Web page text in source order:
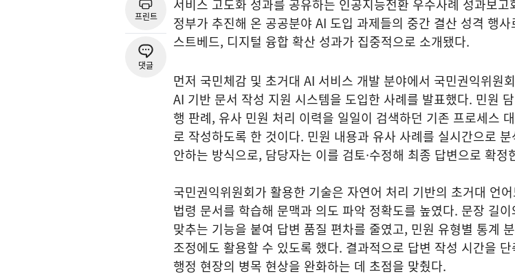
프린트
댓글
서비스 고도화 성과를 공유하는 인공지능전환 우수사례 성과보
정부가 추진해 온 공공분야 AI 도입 과제들의 중간 결산 성격 행
스트베드, 디지털 융합 확산 성과가 집중적으로 소개됐다.
먼저 국민체감 및 초거대 AI 서비스 개발 분야에서 국민권익위원
AI 기반 문서 작성 지원 시스템을 도입한 사례를 발표했다. 민원
행 판례, 유사 민원 처리 이력을 일일이 검색하던 기존 프로세스
로 작성하도록 한 것이다. 민원 내용과 유사 사례를 실시간으로
안하는 방식으로, 담당자는 이를 검토·수정해 최종 답변으로 확정
국민권익위원회가 활용한 기술은 자연어 처리 기반의 초거대 언
법령 문서를 학습해 문맥과 의도 파악 정확도를 높였다. 문장 길
맞추는 기능을 붙여 답변 품질 편차를 줄였고, 민원 유형별 통계
조정에도 활용할 수 있도록 했다. 결과적으로 답변 작성 시간을
행정 현장의 병목 현상을 완화하는 데 초점을 맞췄다.